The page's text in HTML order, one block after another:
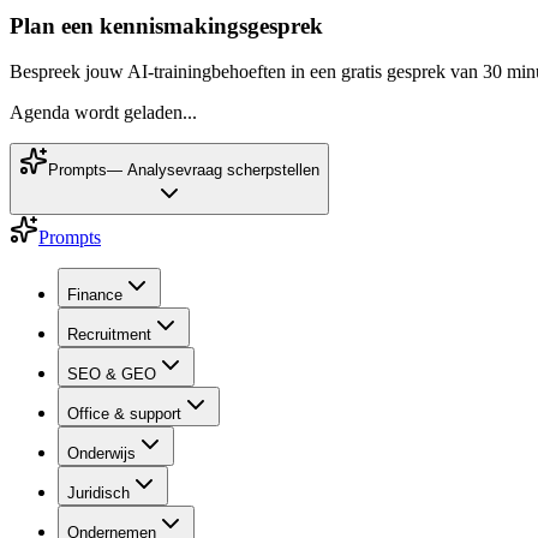
Plan een kennismakingsgesprek
Bespreek jouw AI-trainingbehoeften in een gratis gesprek van 30
Agenda wordt geladen...
Prompts— Analysevraag scherpstellen
Prompts
Finance
Recruitment
SEO & GEO
Office & support
Onderwijs
Juridisch
Ondernemen